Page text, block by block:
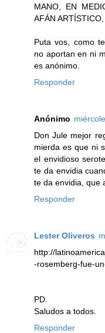
MANO, EN
AFÁN
Puta vos, como
no aportan en ni
es anónimo.
Responder
Anónimo
Don Jule mejor
mierda es que ni
el envidioso
te da envidia
te da envidia, que
Responder
Lester Oliveros
http://
-rosemberg-fue-
PD.
Saludos a todos.
Responder